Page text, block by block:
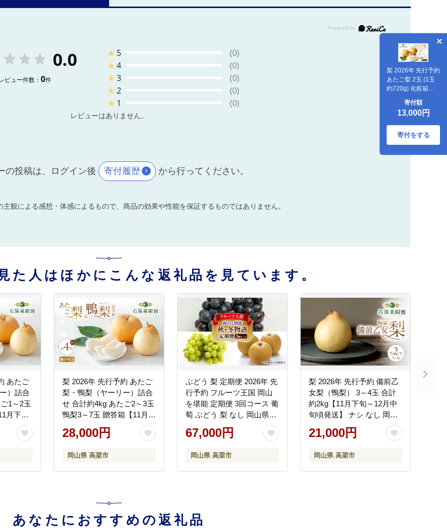
梨 2026年 先行予約
あたご梨 2玉 (1玉
約720g) 化粧箱
【11月下旬～12月
中旬頃発送】 ナシ
なし 岡山県産 国産
フルーツ 果物 ギフ
ト 石原果樹園 繊細
な味 ジャンボ梨
寄付額
13,000円
寄付をする
0.0
ビュー件数： 0件
★ 5
(0)
★4
(0)
★3
(0)
★2
(0)
★ 1 (0)
レビューはありません。
の投稿は、ログイン後 寄付履歴 から行ってください。
観による感想・体感によるもので、商品の効果や性能を保証するものではありません。
た人はほかにこんな返礼品を見ています。
あたご
）詰合
1～2玉
月下旬
ナシ
フルー
梨 2026年 先行予約 あたご
梨・鴨梨（ヤーリー）詰合
せ 合計約4kg あたご2～3玉
鴨梨3～7玉 贈答箱【11月下
旬～12月中旬頃発送】 ナシ
なし 岡山県産 国産 フルー
食べ比べ
28,000円
岡山県 高梁市
ぶどう 梨 定期便 2026年 先
行予約 フルーツ王国 岡山
を堪能 定期便 3回コース 葡
萄 ぶどう 梨 なし 岡山県産
国産 果物 セット ギフト
67,000円
岡山県 高梁市
梨 2026年 先行予約 備前乙
女梨（鴨梨） 3～4玉 合計
約2kg【11月下旬～12月中
旬頃発送】 ナシ なし 岡山
県産 国産 フルーツ 果物 ギ
フト 石原果樹園 風味豊か
21,000円
岡山県 高梁市
あなたにおすすめの返礼品